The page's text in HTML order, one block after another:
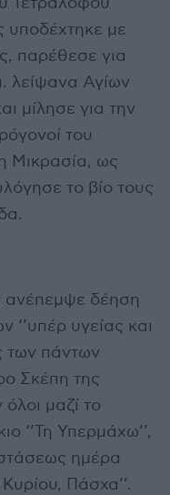
υποδέχτηκε με
παρέθεσε για
λείψανα Αγίων
μίλησε για την
του
Μικρασία, ως
το βίο τους
ανέπεμψε δέηση
υγείας και
των πάντων
Σκέπη της
μαζί το
‘’Τη Υπερμάχω’’,
ημέρα
Πάσχα’’.